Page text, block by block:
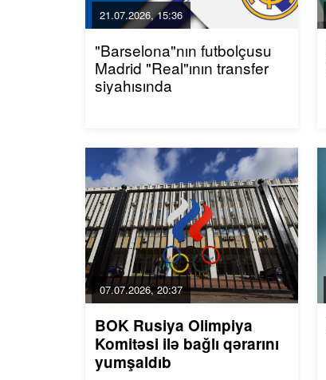
21.07.2026, 15:36
"Barselona"nın futbolçusu
Madrid "Real"ının transfer
siyahısında
07.07.2026, 20:37
BOK Rusiya Olimpiya
Komitəsi ilə bağlı qərarını
yumşaldıb